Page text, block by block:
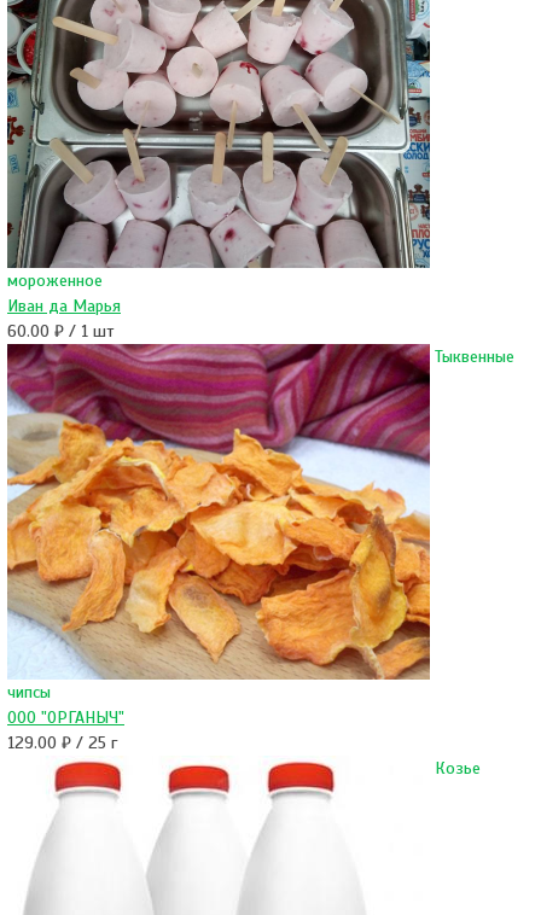
мороженное
Иван да Марья
60.00 ₽ / 1 шт
Тыквенные
чипсы
ООО "ОРГАНЫЧ"
129.00 ₽ / 25 г
Козье